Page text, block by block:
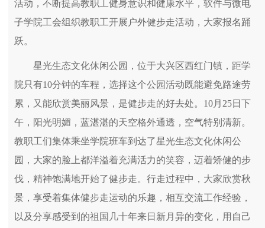
活动，不断提高教职工健身意识和健康水平，软件与微电
子学院工会组织教职工开展户外健步走活动，大家报名踊
跃。
星光生态文化休闲公园，位于大兴区西红门镇，距学
院只有10分钟的车程，选择这个公园活动既能避免路途劳
累，又能欣赏美丽风景，是健步走的好去处。10月25日下
午，阳光明媚，蓝湛湛的天空格外通透，空气特别清新。
教职工们集体乘坐学院班车到达了星光生态文化休闲公
园，大家的脸上都洋溢着充满活力的笑容，迈着矫健的步
伐，精神饱满地开始了健步走。行走过程中，大家欣赏秋
景，享受着集体健步走运动的乐趣，相互交流工作经验，
以及分享感受到的祖国几十年来日新月异的变化，用自己